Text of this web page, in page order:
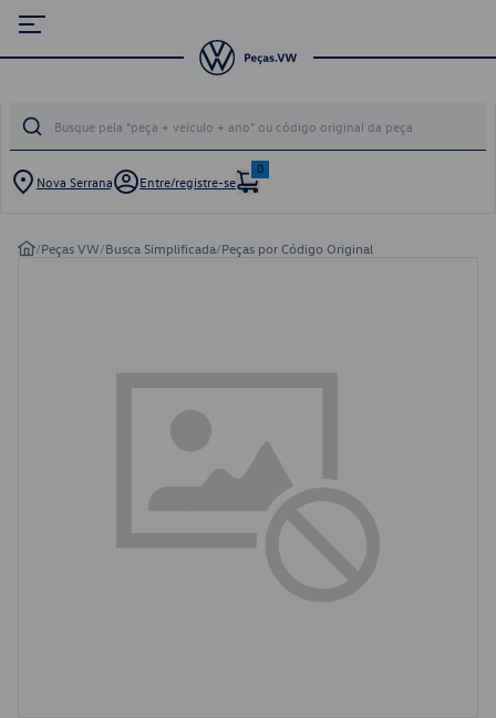
Nova Serrana Entre/registre-se
0
/Peças VW/Busca Simplificada/Peças por Código Original